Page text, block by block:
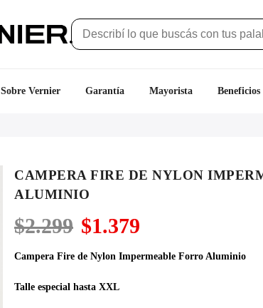
Sobre Vernier Garantía Mayorista Beneficios
CAMPERA FIRE DE NYLON
ALUMINIO
$2.299 El
precio
original
$2.299.
$1.379
actual
Campera Fire de Nylon Impermeable Forro Aluminio
Talle especial hasta XXL